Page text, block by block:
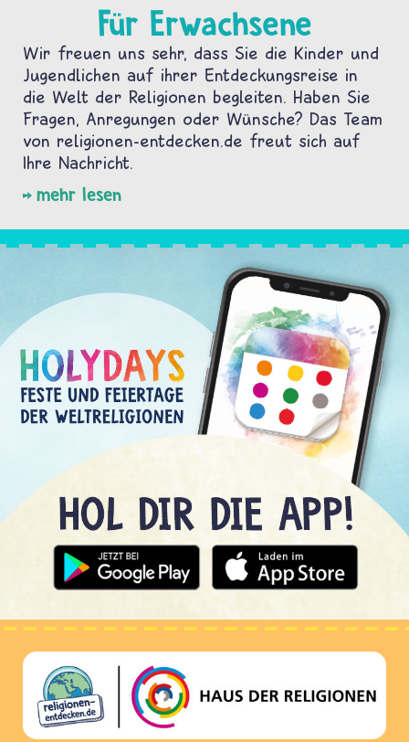
Für Erwachsene
Wir freuen uns sehr, dass Sie die Kinder und
Jugendlichen auf ihrer Entdeckungsreise in
die Welt der Religionen begleiten. Haben Sie
Fragen, Anregungen oder Wünsche? Das Team
von religionen-entdecken.de freut sich auf
Ihre Nachricht.
mehr lesen